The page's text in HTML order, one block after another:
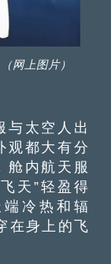
网上图片）
太空人出
观都大有分
舱内航天服
天”轻盈得
冷热和辐
在身上的飞